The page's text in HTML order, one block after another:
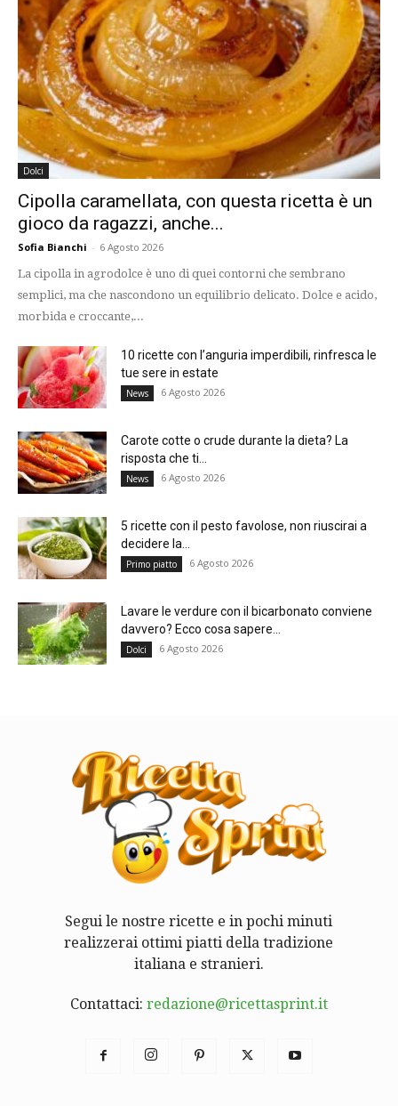
Dolci
Cipolla caramellata, con questa ricetta è un
gioco da ragazzi, anche...
Sofia Bianchi - 6 Agosto 2026
La cipolla in agrodolce è uno di quei contorni che sembrano
semplici, ma che nascondono un equilibrio delicato. Dolce e acido,
morbida e croccante,...
10 ricette con l’anguria imperdibili, rinfresca le
tue sere in estate
News 6 Agosto 2026
Carote cotte o crude durante la dieta? La
risposta che ti...
News 6 Agosto 2026
5 ricette con il pesto favolose, non riuscirai a
decidere la...
Primo piatto 6 Agosto 2026
Lavare le verdure con il bicarbonato conviene
davvero? Ecco cosa sapere...
Dolci 6 Agosto 2026
Segui le nostre ricette e in pochi minuti
realizzerai ottimi piatti della tradizione
italiana e stranieri.
Contattaci: redazione@ricettasprint.it